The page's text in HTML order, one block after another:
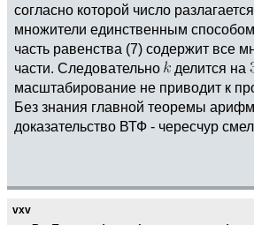
согласно которой число
множители единственным
часть равенства (7) содержит все
части. Следовательно
делится на
масштабирование не приводит к
Без знания главной теоремы
доказательство ВТФ - чересчур
vxv